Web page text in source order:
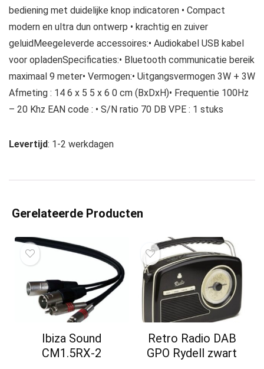
bediening met duidelijke knop indicatoren • Compact
modern en ultra dun ontwerp • krachtig en zuiver
geluidMeegeleverde accessoires:• Audiokabel USB kabel
voor opladenSpecificaties:• Bluetooth communicatie bereik
maximaal 9 meter• Vermogen:• Uitgangsvermogen 3W + 3W
Afmeting : 14 6 x 5 5 x 6 0 cm (BxDxH)• Frequentie 100Hz
– 20 Khz EAN code : • S/N ratio 70 DB VPE : 1 stuks
Levertijd: 1-2 werkdagen
Gerelateerde Producten
Ibiza Sound
CM1.5RX-2
Retro Radio DAB
GPO Rydell zwart